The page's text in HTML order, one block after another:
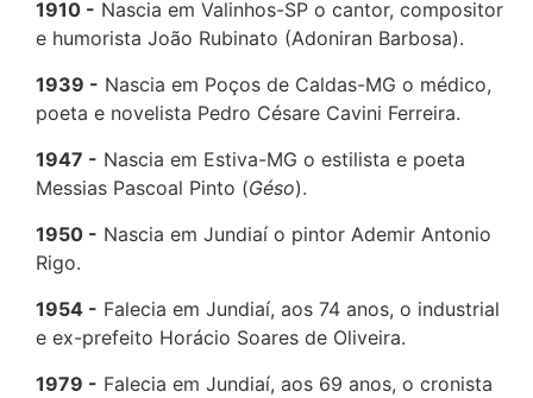
1910
Nascia em Valinhos-SP o cantor, compositor
e humorista João Rubinato (Adoniran Barbosa).
1939
Nascia em Poços de Caldas-MG o médico,
poeta e novelista Pedro Césare Cavini Ferreira.
1947
Nascia em Estiva-MG o estilista e poeta
Messias Pascoal Pinto (Géso).
1950
Nascia em Jundiaí o pintor Ademir Antonio
Rigo.
1954
Falecia em Jundiaí, aos 74 anos, o industrial
e ex-prefeito Horácio Soares de Oliveira.
1979
Falecia em Jundiaí, aos 69 anos, o cronista